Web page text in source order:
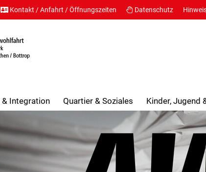
Kontakt / Anfahrt / Öffnungszeiten Datenschutz
& Integration Quartier & Soziales Kinder, Jugend